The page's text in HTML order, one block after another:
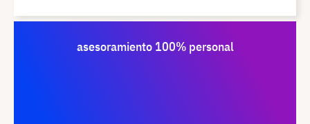
asesoramiento 100% personal